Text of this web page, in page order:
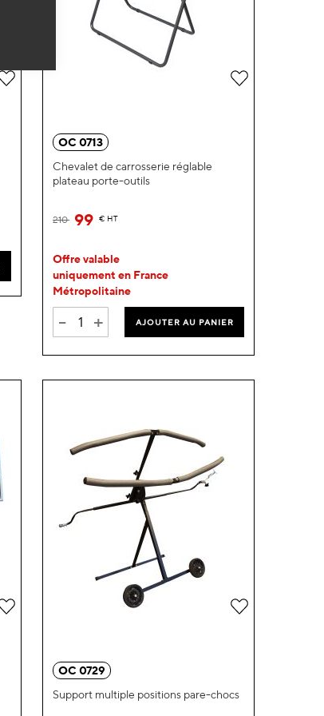
Ajouter
OC 0713
Chevalet de carrosserie réglable
plateau porte-outils
99 € HT
210
Offre valable
uniquement en France
Métropolitaine
- + AJOUTER AU PANIER
Ajouter
Ajouter
OC 0729
Support multiple positions pare-chocs
Ajouter